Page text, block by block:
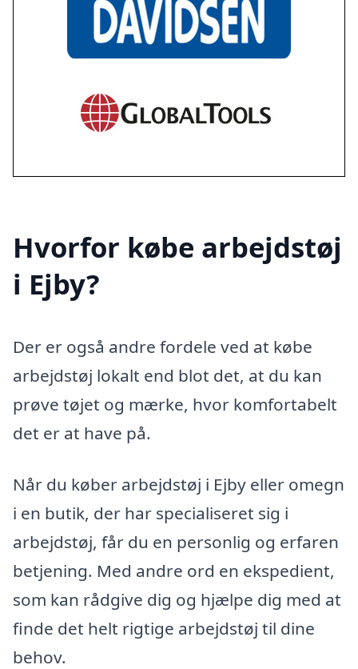
Hvorfor købe arbejdstøj
i Ejby?
Der er også andre fordele ved at købe
arbejdstøj lokalt end blot det, at du kan
prøve tøjet og mærke, hvor komfortabelt
det er at have på.
Når du køber arbejdstøj i Ejby eller omegn
i en butik, der har specialiseret sig i
arbejdstøj, får du en personlig og erfaren
betjening. Med andre ord en ekspedient,
som kan rådgive dig og hjælpe dig med at
finde det helt rigtige arbejdstøj til dine
behov.